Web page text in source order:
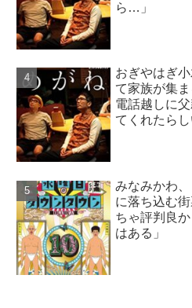
ら…」
おぎやはぎ
て家族が集
電話越しに
てくれたら
みなみかわ
に落ち込む
ちゃ評判良
はある」